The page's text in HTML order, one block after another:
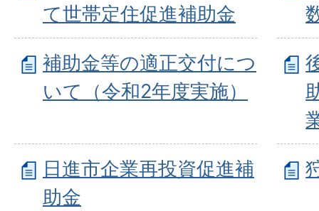
て世帯定住促進補助金
補助金等の適正交付につ
いて（令和2年度実施）
日進市企業再投資促進補
助金